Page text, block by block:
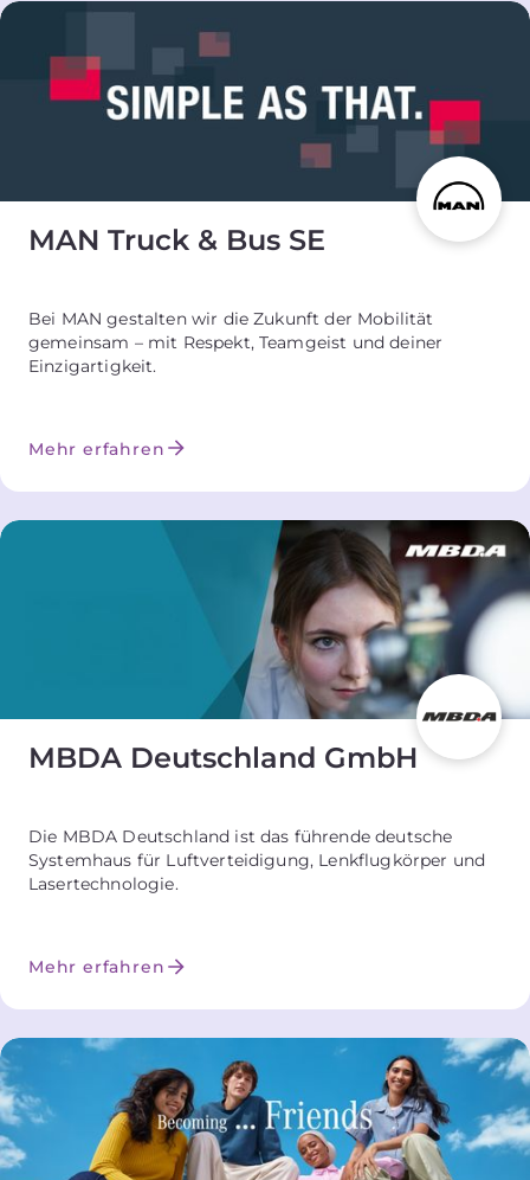
MAN Truck & Bus SE
Bei MAN gestalten wir die Zukunft der Mobilität
gemeinsam – mit Respekt, Teamgeist und deiner
Einzigartigkeit.
Mehr erfahren
MBDA Deutschland GmbH
Die MBDA Deutschland ist das führende deutsche
Systemhaus für Luftverteidigung, Lenkflugkörper und
Lasertechnologie.
Mehr erfahren